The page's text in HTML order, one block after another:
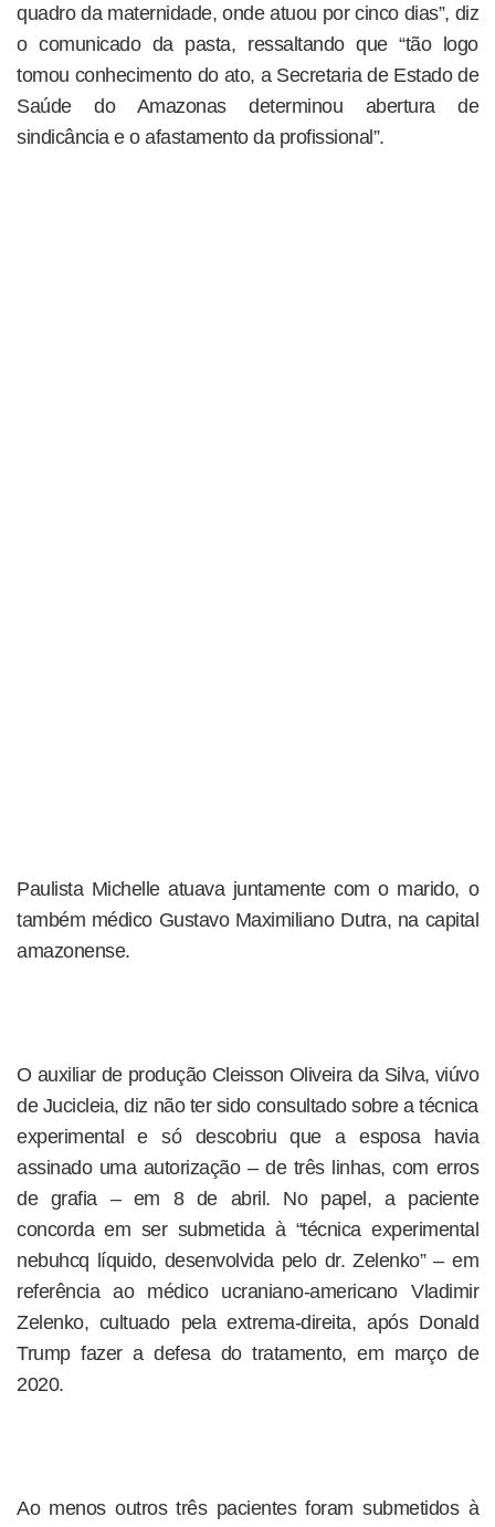
quadro da maternidade, onde atuou por cinco dias”, diz
o comunicado da pasta, ressaltando que “tão logo
tomou conhecimento do ato, a Secretaria de Estado de
Saúde do Amazonas determinou abertura de
sindicância e o afastamento da profissional”.
Paulista Michelle atuava juntamente com o marido, o
também médico Gustavo Maximiliano Dutra, na capital
amazonense.
O auxiliar de produção Cleisson Oliveira da Silva, viúvo
de Jucicleia, diz não ter sido consultado sobre a técnica
experimental e só descobriu que a esposa havia
assinado uma autorização – de três linhas, com erros
de grafia – em 8 de abril. No papel, a paciente
concorda em ser submetida à “técnica experimental
nebuhcq líquido, desenvolvida pelo dr. Zelenko” – em
referência ao médico ucraniano-americano Vladimir
Zelenko, cultuado pela extrema-direita, após Donald
Trump fazer a defesa do tratamento, em março de
2020.
Ao menos outros três pacientes foram submetidos à